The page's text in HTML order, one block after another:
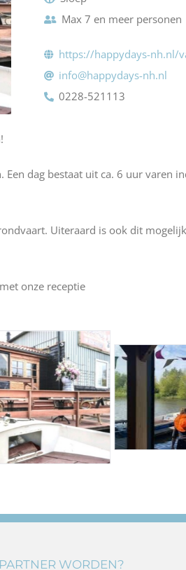
Max 7 en meer personen
https://happydays-nh.nl/
info@happydays-nh.nl
0228-521113
dag bestaat uit ca. 6 uur varen
Uiteraard is ook dit
onze receptie
PARTNER WORDEN?